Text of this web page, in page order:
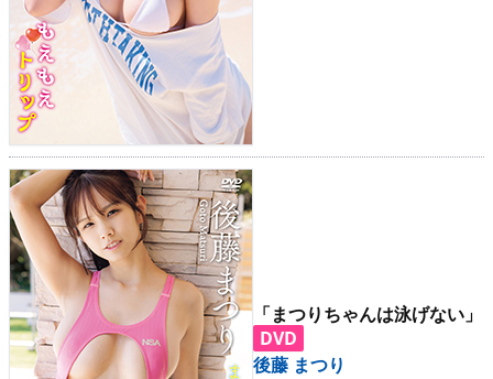
「まつりちゃんは泳げない」
DVD
後藤 まつり